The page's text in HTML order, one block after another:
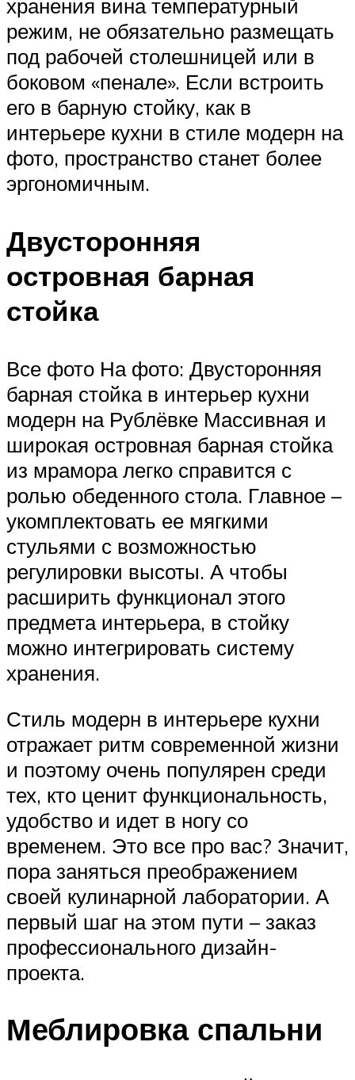
хранения вина температурный
режим, не обязательно размещать
под рабочей столешницей или в
боковом «пенале». Если встроить
его в барную стойку, как в
интерьере кухни в стиле модерн на
фото, пространство станет более
эргономичным.
Двусторонняя
островная барная
стойка
Все фото На фото: Двусторонняя
барная стойка в интерьер кухни
модерн на Рублёвке Массивная и
широкая островная барная стойка
из мрамора легко справится с
ролью обеденного стола. Главное –
укомплектовать ее мягкими
стульями с возможностью
регулировки высоты. А чтобы
расширить функционал этого
предмета интерьера, в стойку
можно интегрировать систему
хранения.
Стиль модерн в интерьере кухни
отражает ритм современной жизни
и поэтому очень популярен среди
тех, кто ценит функциональность,
удобство и идет в ногу со
временем. Это все про вас? Значит,
пора заняться преображением
своей кулинарной лаборатории. А
первый шаг на этом пути – заказ
профессионального дизайн-
проекта.
Меблировка спальни